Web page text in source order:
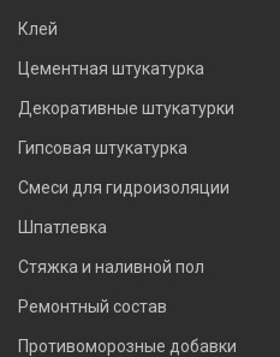
Клей
Цементная штукатурка
Декоративные штукатурки
Гипсовая штукатурка
Смеси для гидроизоляции
Шпатлевка
Стяжка и наливной пол
Ремонтный состав
Противоморозные добавки